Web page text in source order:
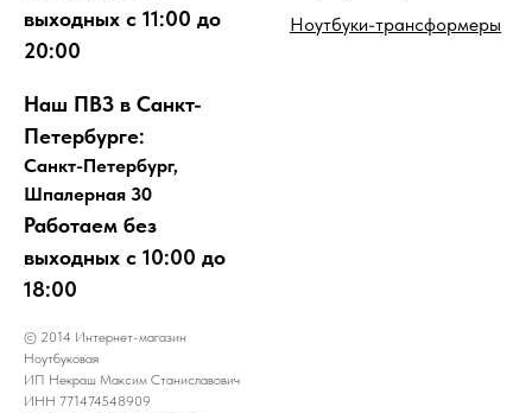
выходных с 11:00 до
20:00
Наш ПВЗ в Санкт-
Петербурге:
Санкт-Петербург,
Шпалерная 30
Работаем без
выходных с 10:00 до
18:00
© 2014 Интернет-магазин
Ноутбуковая
ИП Некраш Максим Станиславович
ИНН 771474548909
Ноутбуки-трансформеры